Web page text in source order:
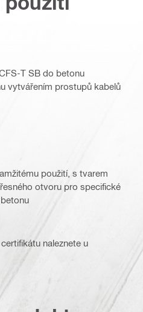
T SB do betonu
vytvářením prostupů kabelů
použití, s tvarem
otvoru pro specifické
naleznete u